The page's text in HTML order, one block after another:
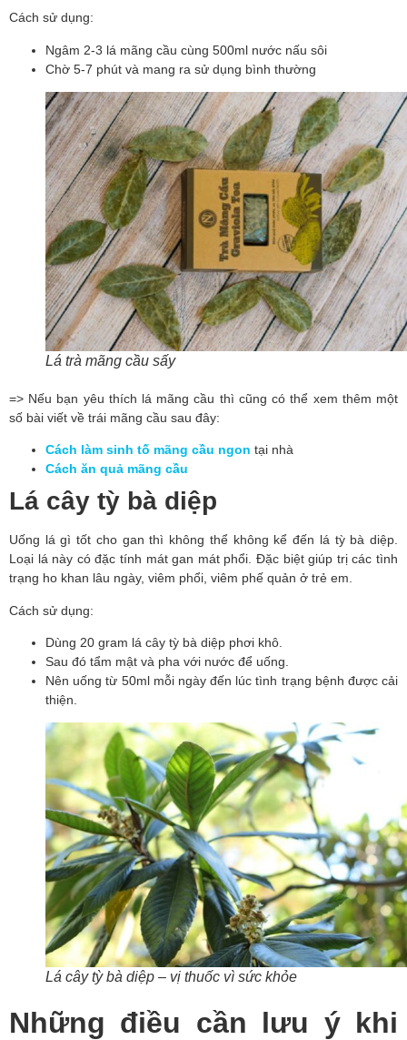
Cách sử dụng:
Ngâm 2-3 lá mãng cầu cùng 500ml nước nấu sôi
Chờ 5-7 phút và mang ra sử dụng bình thường
Lá trà mãng cầu sấy
=> Nếu bạn yêu thích lá mãng cầu thì cũng có thể xem thêm một
số bài viết về trái mãng cầu sau đây:
Cách làm sinh tố mãng cầu ngon tại nhà
Cách ăn quả mãng cầu
Lá cây tỳ bà diệp
Uống lá gì tốt cho gan thì không thể không kể đến lá tỳ bà diệp.
Loại lá này có đặc tính mát gan mát phổi. Đặc biệt giúp trị các tình
trạng ho khan lâu ngày, viêm phổi, viêm phế quản ở trẻ em.
Cách sử dụng:
Dùng 20 gram lá cây tỳ bà diệp phơi khô.
Sau đó tẩm mật và pha với nước để uống.
Nên uống từ 50ml mỗi ngày đến lúc tình trạng bệnh được cải
thiện.
Lá cây tỳ bà diệp – vị thuốc vì sức khỏe
Những điều cần lưu ý khi